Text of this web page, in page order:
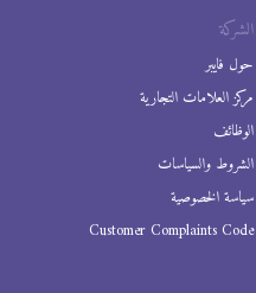
الشركة
حول فايبر
مركز العلامات التجارية
الوظائف
الشروط والسياسات
سياسة الخصوصية
Customer Complaints Code